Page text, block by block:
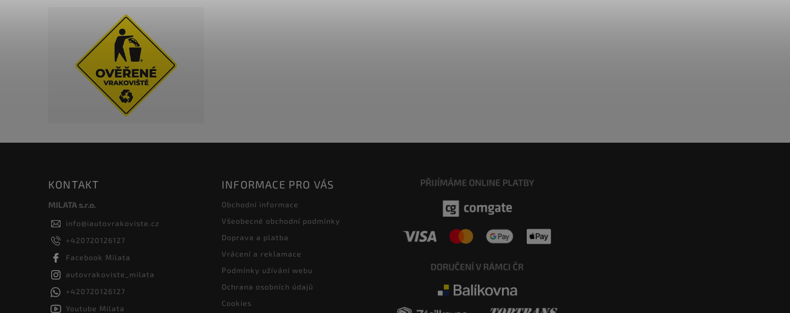
KONTAKT
MILATA s.r.o.
info@iautovrakoviste.cz
+420720126127
Facebook Milata
autovrakoviste_milata
+420720126127
Youtube Milata
INFORMACE PRO VÁS
Obchodní informace
Všeobecné obchodní podmínky
Doprava a platba
Vrácení a reklamace
Podmínky užívání webu
Ochrana osobních údajů
Cookies